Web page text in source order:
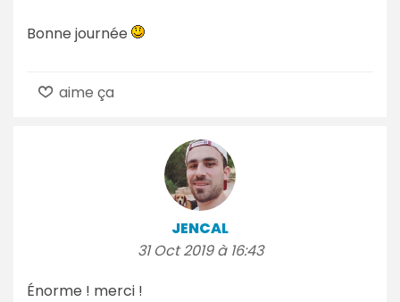
Bonne journée
aime ça
JENCAL
31 Oct 2019 à 16:43
Énorme ! merci !